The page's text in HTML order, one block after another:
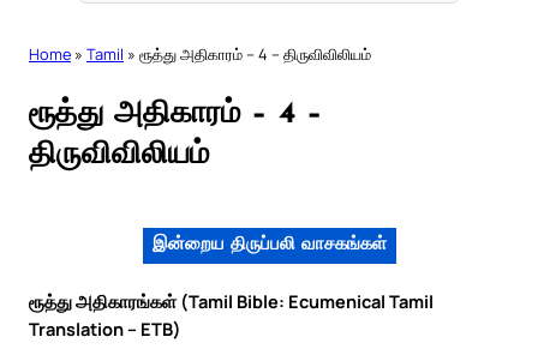
Home » Tamil » ரூத்து அதிகாரம் – 4 – திருவிவிலியம்
ரூத்து அதிகாரம் – 4 –
திருவிவிலியம்
இன்றைய திருப்பலி வாசகங்கள்
ரூத்து அதிகாரங்கள் (Tamil Bible: Ecumenical Tamil
Translation – ETB)